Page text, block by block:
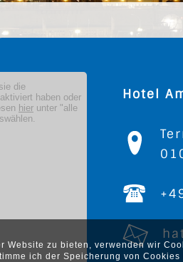
zu bieten, verwenden wir
ich der Speicherung von
Hotel